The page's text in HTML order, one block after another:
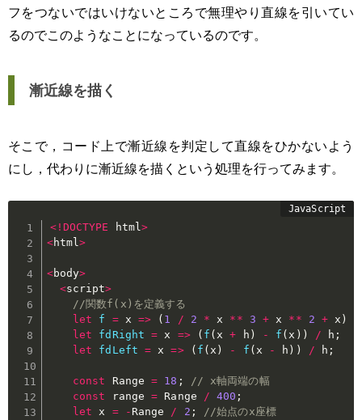
フをつないではいけないところで無理やり直線を引いてい
るのでこのようなことになっているのです。
漸近線を描く
そこで，コード上で漸近線を判定して直線をひかないよう
にし，代わりに漸近線を描くという処理を行ってみます。
<! DOCTYPE html>
<html>
<body>
<script>
//関数f(x)を定義する
let
f = x => ( 1 / 2 * x ** 3 + x ** 2 + x )
let
fdRight = x => ( f (x + h ) - f (x ) ) / h ;
let
fdLeft = x => ( f (x ) - f ( x - h ) ) / h ;
const Range = 18 ;
// x軸両端の幅
const range = Range / 400 ;
let x = - Range / 2 ;
//始点のx座標